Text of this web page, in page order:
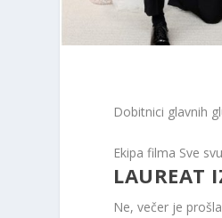
Dobitnici glavnih
Ekipa filma Sve
LAUREAT
Ne, večer je